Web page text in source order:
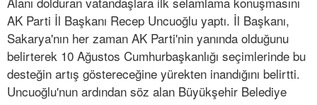
AK Parti İl Başkanı Recep Uncuoğlu yaptı. İl Başkanı,
Sakarya'nın her zaman AK Parti'nin yanında olduğunu
belirterek 10 Ağustos Cumhurbaşkanlığı seçimlerinde bu
desteğin artış göstereceğine yürekten inandığını belirtti.
Uncuoğlu'nun ardından söz alan Büyükşehir Belediye